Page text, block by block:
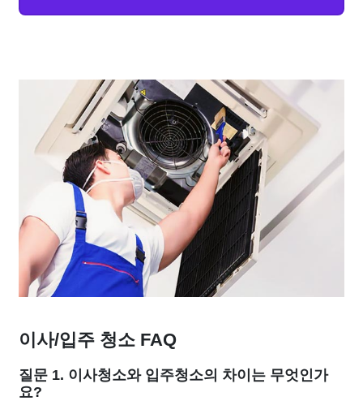
이사/입주 청소 FAQ
질문 1. 이사청소와 입주청소의 차이는 무엇인가
요?